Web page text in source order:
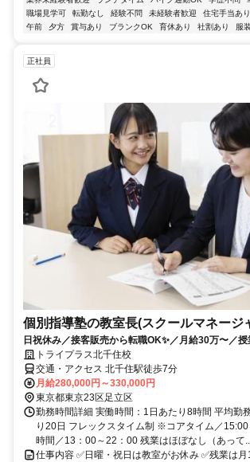
職場見学可
転勤なし 経験不問 未経験者歓迎 住宅手当あり
午前
夕方 賞与あり ブランクOK 育休あり 社割あり 服
正社員
個別指導塾の教室長(スクールマネージ
日祝休み／接客販売から転職OK✨／月給30万〜／
トライプラス北千住校
交通・アクセス 北千住駅徒歩7分
月給280,000円～330,000円
東京都東京23区足立区
勤務時間詳細 実働時間：1日あたり8時間 平均勤
り20日 フレックスタイム制 ※コアタイム／
時間／13：00～22：00 残業はほぼなし（あって
仕事内容 ✅日曜・祝日は教室がお休み ✅残業は